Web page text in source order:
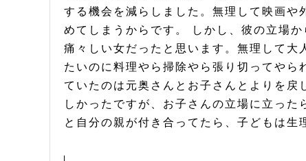
する機会を減らしました。無理して映画
めてしまうからです。 しかし、彼の立場
痛々しい女だったと思います。無理して大
たいのに料理やら掃除やら張り切ってや
ていたのは元奥さんとお子さんとよりを
しかったですが、お子さんの立場に立った
と自分の親が付き合ってたら、子どもは生